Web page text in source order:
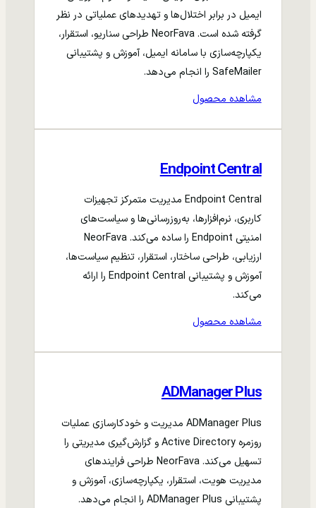
ایمیل در برابر اختلال‌ها و تهدیدهای عملیاتی در نظر
گرفته شده است. NeorFava طراحی سناریو، استقرار،
یکپارچه‌سازی با سامانه ایمیل، آموزش و پشتیبانی
SafeMailer را انجام می‌دهد.
مشاهده محصول
Endpoint Central
Endpoint Central مدیریت متمرکز تجهیزات
کاربری، نرم‌افزارها، به‌روزرسانی‌ها و سیاست‌های
امنیتی Endpoint را ساده می‌کند. NeorFava
ارزیابی، طراحی ساختار، استقرار، تنظیم سیاست‌ها،
آموزش و پشتیبانی Endpoint Central را ارائه
می‌کند.
مشاهده محصول
ADManager Plus
ADManager Plus مدیریت و خودکارسازی عملیات
روزمره Active Directory و گزارش‌گیری مدیریتی را
تسهیل می‌کند. NeorFava طراحی فرایندهای
مدیریت هویت، استقرار، یکپارچه‌سازی، آموزش و
پشتیبانی ADManager Plus را انجام می‌دهد.